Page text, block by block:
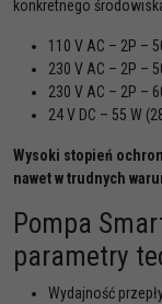
konkretnego
110 V AC – 2P –
230 V AC – 2P –
230 V AC – 2P –
24 V DC – 55 W
Wysoki stopień
nawet w trudnych
Pompa
parametry
Wydajność